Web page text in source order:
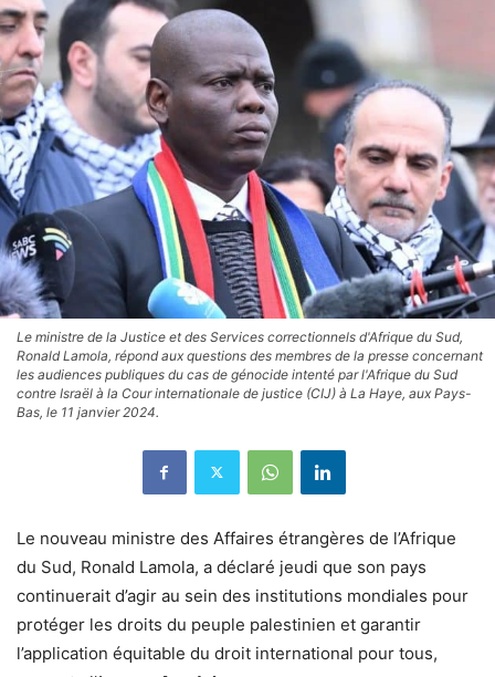
Le ministre de la Justice et des Services correctionnels d'Afrique du Sud,
Ronald Lamola, répond aux questions des membres de la presse concernant
les audiences publiques du cas de génocide intenté par l'Afrique du Sud
contre Israël à la Cour internationale de justice (CIJ) à La Haye, aux Pays-
Bas, le 11 janvier 2024.
Le nouveau ministre des Affaires étrangères de l’Afrique
du Sud, Ronald Lamola, a déclaré jeudi que son pays
continuerait d’agir au sein des institutions mondiales pour
protéger les droits du peuple palestinien et garantir
l’application équitable du droit international pour tous,